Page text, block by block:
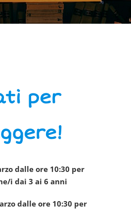
per
dalle ore 10:30 per
i dai 3 ai 6 anni
dalle ore 10:30 per